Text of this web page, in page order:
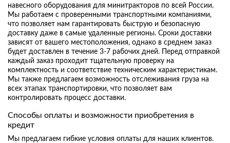
навесного оборудования для минитракторов по всей России.
Мы работаем с проверенными транспортными компаниями,
что позволяет нам гарантировать быструю и безопасную
доставку даже в самые удаленные регионы. Сроки доставки
зависят от вашего местоположения, однако в среднем заказ
будет доставлен в течение 3-7 рабочих дней. Перед отправкой
каждый заказ проходит тщательную проверку на
комплектность и соответствие техническим характеристикам.
Мы также предлагаем возможность отслеживания груза на
всех этапах транспортировки, что позволяет вам
контролировать процесс доставки.
Способы оплаты и возможности приобретения в
кредит
Мы предлагаем гибкие условия оплаты для наших клиентов.